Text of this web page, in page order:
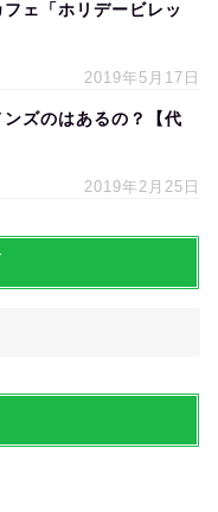
フェ「ホリデービレッ
2019年5月17日
ンズのはあるの？【代
2019年2月25日